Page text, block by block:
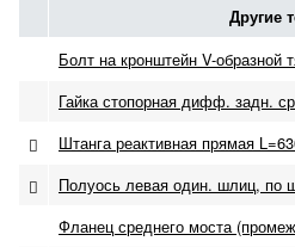
Другие
Болт на кронштейн V-образной
Гайка стопорная дифф. задн.
Штанга реактивная прямая
Полуось левая один. шлиц, по
Фланец среднего моста